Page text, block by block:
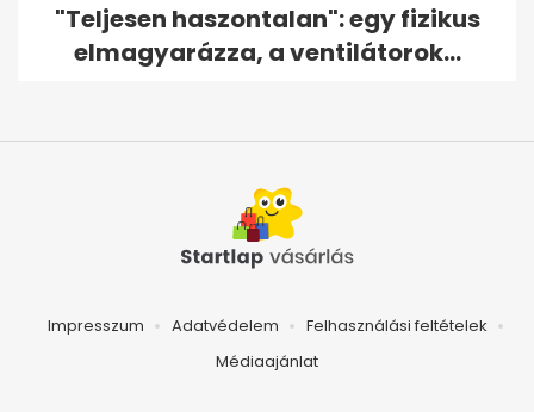
"Teljesen haszontalan": egy fizikus
elmagyarázza, a ventilátorok...
Impresszum Adatvédelem
Felhasználási feltételek
Médiaajánlat